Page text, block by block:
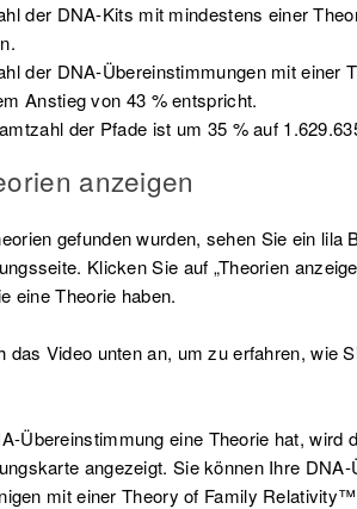
der DNA-Kits mit mindestens einer
der DNA-Übereinstimmungen mit einer
Anstieg von 43 % entspricht.
der Pfade ist um 35 % auf
anzeigen
gefunden wurden, sehen Sie ein lila
Klicken Sie auf „Theorien
eine Theorie haben.
das Video unten an, um zu erfahren, wie
Übereinstimmung eine Theorie hat, wird
angezeigt. Sie können Ihre
mit einer Theory of Family